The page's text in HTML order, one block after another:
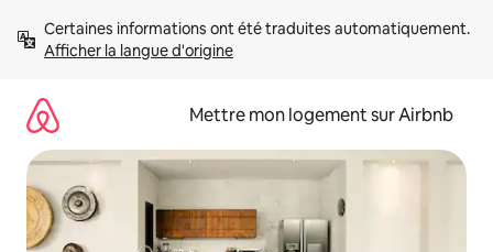
directement
Afficher la langue d'origine
Mettre mon logement sur Airbnb